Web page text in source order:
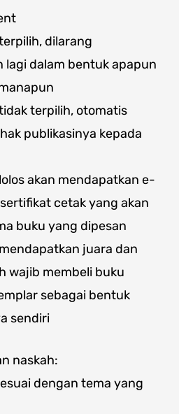
dilarang
lagi dalam bentuk apapun
terpilih, otomatis
publikasinya kepada
akan mendapatkan e-
cetak yang akan
buku yang dipesan
juara dan
wajib membeli buku
sebagai bentuk
sendiri
naskah:
dengan tema yang